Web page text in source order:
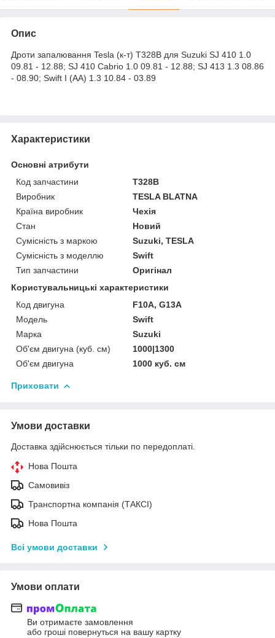
Опис
Дроти запалювання Tesla (к-т) T328B для Suzuki SJ 410 1.0
09.81 - 12.88; SJ 410 Cabrio 1.0 09.81 - 12.88; SJ 413 1.3 08.86
- 08.90; Swift I (AA) 1.3 10.84 - 03.89
Характеристики
Основні атрибути
Код запчастини
T328B
Виробник
TESLA BLATNA
Країна виробник
Чехія
Стан
Новий
Сумісність з маркою
Suzuki, TESLA
Сумісність з моделлю
Swift
Тип запчастини
Оригінал
Користувальницькі характеристики
Код двигуна
F10A, G13A
Мoдель
Swift
Марка
Suzuki
Об'єм двигуна (куб. см)
1000|1300
Об'єм двигуна
1000 куб. cм
Приховати
Умови доставки
Доставка здійснюється тільки по передоплаті.
Нова Пошта
Самовивіз
Транспортна компанія (ТАКСІ)
Нова Пошта
Всі умови доставки
Умови оплати
Ви отримаєте замовлення
або гроші повернуться на вашу картку